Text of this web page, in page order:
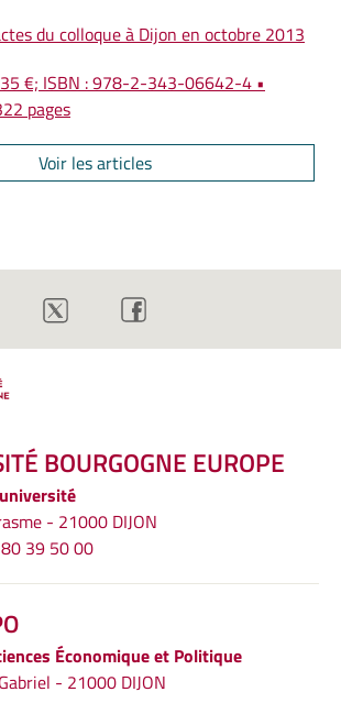
du colloque à Dijon en octobre 2013
€; ISBN : 978-2-343-06642-4 •
pages
Voir les articles
BOURGOGNE EUROPE
- 21000 DIJON
39 50 00
Économique et Politique
- 21000 DIJON